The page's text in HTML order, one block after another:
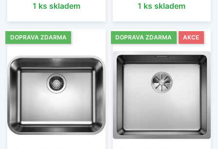
1 ks skladem 1 ks skladem
DOPRAVA ZDARMA DOPRAVA ZDARMA AKCE